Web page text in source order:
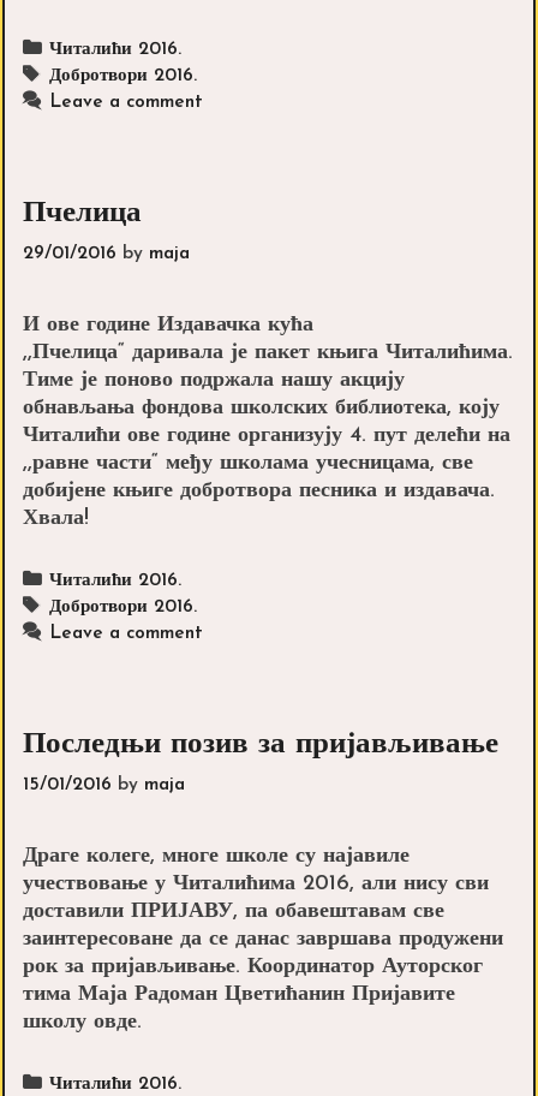
Categories
Читалићи 2016.
Tags
Добротвори 2016.
Leave a comment
Пчелица
29/01/2016 by maja
И ове године Издавачка кућа
,,Пчелица“ даривала је пакет књига Читалићима.
Тиме је поново подржала нашу акцију
обнављања фондова школских библиотека, коју
Читалићи ове године организују 4. пут делећи на
,,равне части“ међу школама учесницама, све
добијене књиге добротвора песника и издавача.
Хвала!
Categories
Читалићи 2016.
Tags
Добротвори 2016.
Leave a comment
Последњи позив за пријављивање
15/01/2016 by maja
Драге колеге, многе школе су најавиле
учествовање у Читалићима 2016, али нису сви
доставили ПРИЈАВУ, па обавештавам све
заинтересоване да се данас завршава продужени
рок за пријављивање. Координатор Ауторског
тима Маја Радоман Цветићанин Пријавите
школу овде.
Categories
Читалићи 2016.